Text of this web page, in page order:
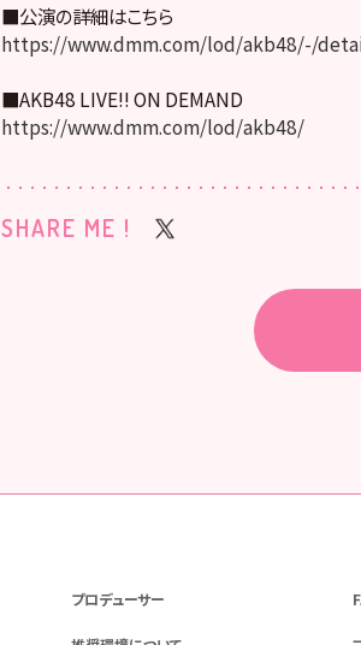
■公演の詳細はこちら
https://www.dmm.com/lod/akb48/-/
■AKB48 LIVE!! ON DEMAND
https://www.dmm.com/lod/akb48/
SHARE ME !
プロデューサー